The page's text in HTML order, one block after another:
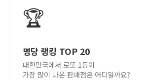
🏆
명당 랭킹 TOP 20
대한민국에서 로또 1등이
가장 많이 나온 판매점은 어디일까요?